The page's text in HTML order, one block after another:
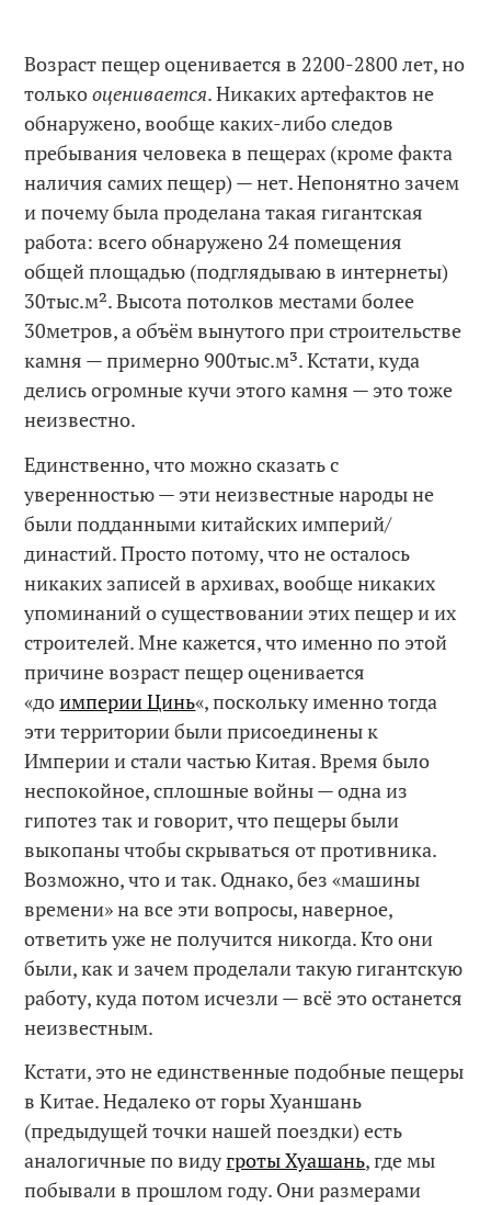
Возраст пещер оценивается в 2200-2800 лет, но
толькооценивается. Никаких артефактов не
обнаружено, вообще каких-либо следов
пребывания человека в пещерах (кроме факта
наличия самих пещер) — нет. Непонятно зачем
и почему была проделана такая гигантская
работа: всего обнаружено 24 помещения
общей площадью (подглядываю в интернеты)
30тыс.м². Высота потолков местами более
30метров, а объём вынутого при строительстве
камня — примерно 900тыс.м³. Кстати, куда
делись огромные кучи этого камня — это тоже
неизвестно.
Единственно, что можно сказать с
уверенностью — эти неизвестные народы не
были подданными китайских империй/
династий. Просто потому, что не осталось
никаких записей в архивах, вообще никаких
упоминаний о существовании этих пещер и их
строителей. Мне кажется, что именно по этой
причине возраст пещер оценивается
«доимперии Цинь«, поскольку именно тогда
эти территории были присоединены к
Империи и стали частью Китая. Время было
неспокойное, сплошные войны — одна из
гипотез так и говорит, что пещеры были
выкопаны чтобы скрываться от противника.
Возможно, что и так. Однако, без «машины
времени» на все эти вопросы, наверное,
ответить уже не получится никогда. Кто они
были, как и зачем проделали такую гигантскую
работу, куда потом исчезли — всё это останется
неизвестным.
Кстати, это не единственные подобные пещеры
в Китае. Недалеко от горы Хуаншань
(предыдущей точки нашей поездки) есть
аналогичные по видугроты Хуашань, где мы
побывали в прошлом году. Они размерами